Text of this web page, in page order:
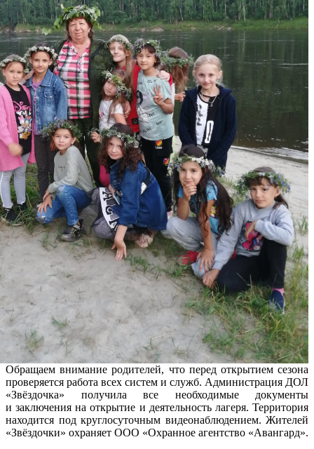
Обращаем внимание родителей, что перед открытием сезона
проверяется работа всех систем и служб. Администрация ДОЛ
«Звёздочка» получила все необходимые документы
и заключения на открытие и деятельность лагеря. Территория
находится под круглосуточным видеонаблюдением. Жителей
«Звёздочки» охраняет ООО «Охранное агентство «Авангард».